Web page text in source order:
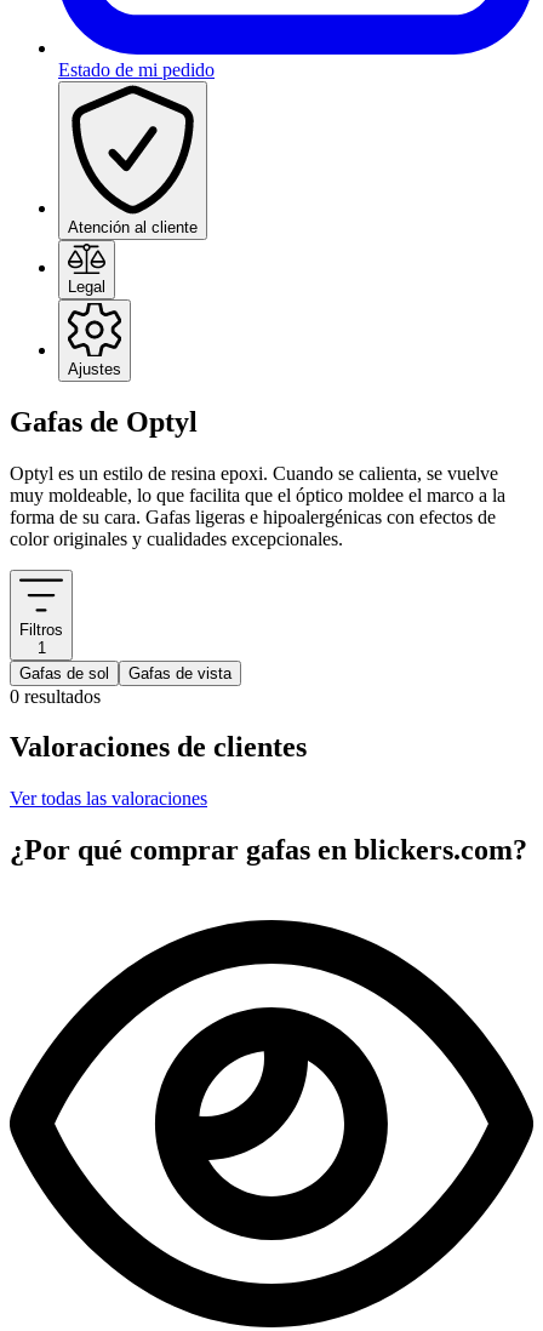
Estado de mi pedido
Atención al cliente
Legal
Ajustes
Gafas de Optyl
Optyl es un estilo de resina epoxi. Cuando se calienta, se vuelve
muy moldeable, lo que facilita que el óptico moldee el marco a la
forma de su cara. Gafas ligeras e hipoalergénicas con efectos de
color originales y cualidades excepcionales.
Filtros
1
Gafas de sol
Gafas de vista
0 resultados
Valoraciones de clientes
Ver todas las valoraciones
¿Por qué comprar gafas en blickers.com?